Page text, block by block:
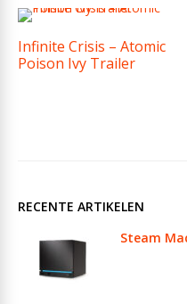
Infinite Crisis – Atomic
Poison Ivy Trailer
RECENTE ARTIKELEN
Steam